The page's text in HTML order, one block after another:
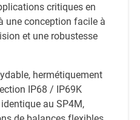
critiques en
une conception facile à
et une robustesse
hermétiquement
IP68 / IP69K
au SP4M,